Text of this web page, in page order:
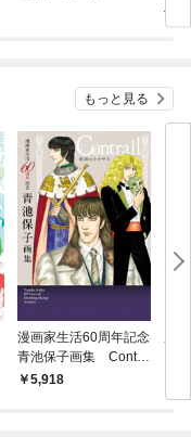
べ
もっと見る
漫画家生活60周年記念
青池保子画集 Contra
il航跡のかがやき
5,918